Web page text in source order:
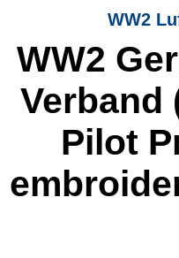
WW2
WW2
Verband
Pilot